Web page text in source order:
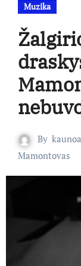
Muzika
By
Mamontovas